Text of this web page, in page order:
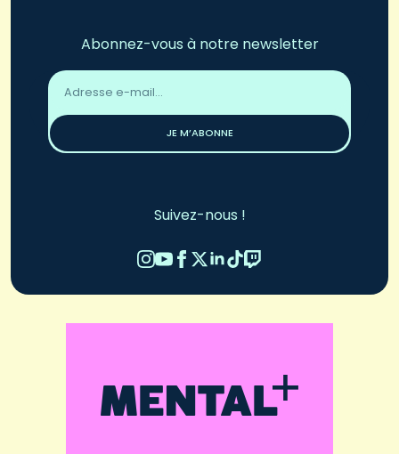
Abonnez-vous à notre newsletter
Adresse
email
JE M’ABONNE
Suivez-nous !